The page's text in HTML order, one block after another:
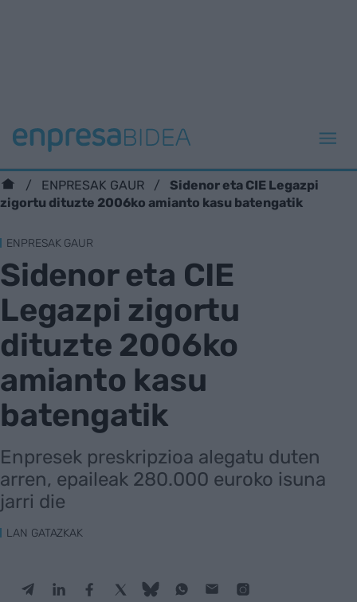
ENPRESAK GAUR
Sidenor eta CIE Legazpi
zigortu dituzte 2006ko amianto kasu batengatik
ENPRESAK GAUR
Sidenor eta CIE
Legazpi zigortu
dituzte 2006ko
amianto kasu
batengatik
Enpresek preskripzioa alegatu duten
arren, epaileak 280.000 euroko isuna
jarri die
LAN GATAZKAK